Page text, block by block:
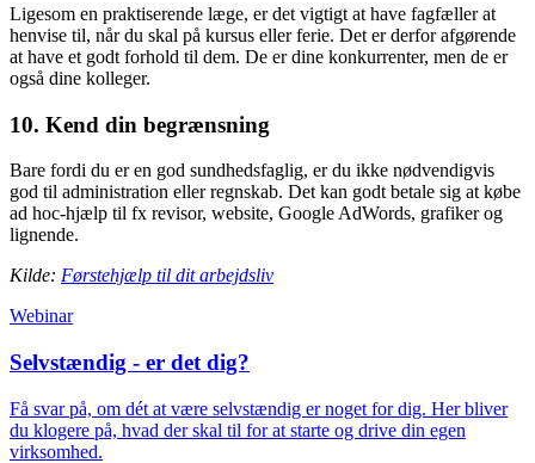
Ligesom en praktiserende læge, er det vigtigt at have fagfæller at
henvise til, når du skal på kursus eller ferie. Det er derfor afgørende
at have et godt forhold til dem. De er dine konkurrenter, men de er
også dine kolleger.
10. Kend din begrænsning
Bare fordi du er en god sundhedsfaglig, er du ikke nødvendigvis
god til administration eller regnskab. Det kan godt betale sig at købe
ad hoc-hjælp til fx revisor, website, Google AdWords, grafiker og
lignende.
Kilde: Førstehjælp til dit arbejdsliv
Webinar
Selvstændig - er det dig?
Få svar på, om dét at være selvstændig er noget for dig. Her bliver
du klogere på, hvad der skal til for at starte og drive din egen
virksomhed.